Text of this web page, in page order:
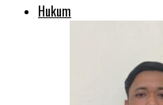
Hukum